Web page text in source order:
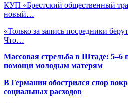
КУП «Брестский общественный
новый…
«Только за запись посредники
Что…
Массовая стрельба в Штаде: 5–6
помощи молодым матерям
В Германии обострился спор
социальных расходов